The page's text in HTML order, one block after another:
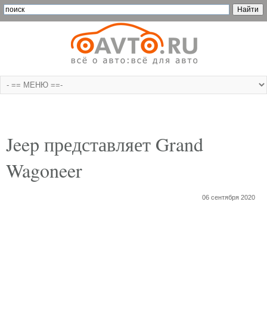
Jeep представляет Grand
Wagoneer
06 сентября 2020